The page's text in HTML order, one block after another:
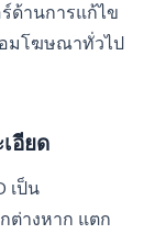
ด้านการแก้ไข
มโฆษณาทั่วไป
อียด
เป็น
ต่างหาก แตก